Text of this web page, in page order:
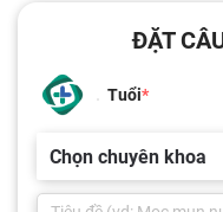
ĐẶT
Tuổi
Chọn chuyên khoa